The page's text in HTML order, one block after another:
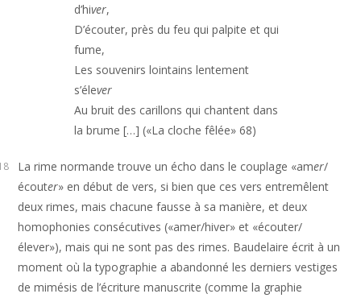
d’hiver,
D’écouter, près du feu qui palpite et qui
fume,
Les souvenirs lointains lentement
s’élever
Au bruit des carillons qui chantent dans
la brume […] («La cloche fêlée» 68)
La rime normande trouve un écho dans le couplage «amer/
écouter» en début de vers, si bien que ces vers entremêlent
deux rimes, mais chacune fausse à sa manière, et deux
homophonies consécutives («amer/hiver» et «écouter/
élever»), mais qui ne sont pas des rimes. Baudelaire écrit à un
moment où la typographie a abandonné les derniers vestiges
de mimésis de l’écriture manuscrite (comme la graphie